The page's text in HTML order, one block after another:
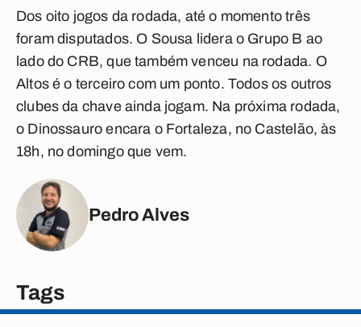
Dos oito jogos da rodada, até o momento três
foram disputados. O Sousa lidera o Grupo B ao
lado do CRB, que também venceu na rodada. O
Altos é o terceiro com um ponto. Todos os outros
clubes da chave ainda jogam. Na próxima rodada,
o Dinossauro encara o Fortaleza, no Castelão, às
18h, no domingo que vem.
Pedro Alves
Tags